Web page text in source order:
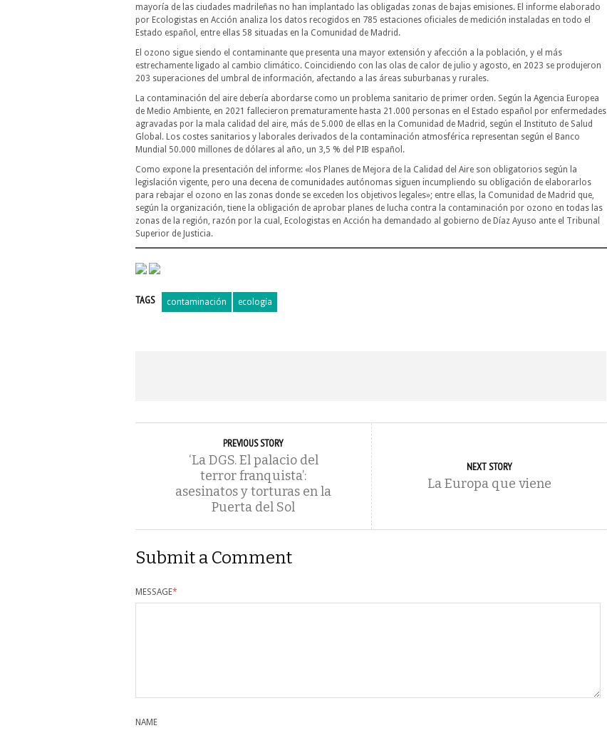
mayoría de las ciudades madrileñas no han implantado las obligadas zonas de bajas emisiones. El informe elaborado
por Ecologistas en Acción analiza los datos recogidos en 785 estaciones oficiales de medición instaladas en todo el
Estado español, entre ellas 58 situadas en la Comunidad de Madrid.
El ozono sigue siendo el contaminante que presenta una mayor extensión y afección a la población, y el más
estrechamente ligado al cambio climático. Coincidiendo con las olas de calor de julio y agosto, en 2023 se produjeron
203 superaciones del umbral de información, afectando a las áreas suburbanas y rurales.
La contaminación del aire debería abordarse como un problema sanitario de primer orden. Según la Agencia Europea
de Medio Ambiente, en 2021 fallecieron prematuramente hasta 21.000 personas en el Estado español por enfermedades
agravadas por la mala calidad del aire, más de 5.000 de ellas en la Comunidad de Madrid, según el Instituto de Salud
Global. Los costes sanitarios y laborales derivados de la contaminación atmosférica representan según el Banco
Mundial 50.000 millones de dólares al año, un 3,5 % del PIB español.
Como expone la presentación del informe: «los Planes de Mejora de la Calidad del Aire son obligatorios según la
legislación vigente, pero una decena de comunidades autónomas siguen incumpliendo su obligación de elaborarlos
para rebajar el ozono en las zonas donde se exceden los objetivos legales»; entre ellas, la Comunidad de Madrid que,
según la organización, tiene la obligación de aprobar planes de lucha contra la contaminación por ozono en todas las
zonas de la región, razón por la cual, Ecologistas en Acción ha demandado al gobierno de Díaz Ayuso ante el Tribunal
Superior de Justicia.
TAGS contaminación ecología
PREVIOUS STORY
‘La DGS. El palacio del
terror franquista’:
asesinatos y torturas en la
Puerta del Sol
NEXT STORY
La Europa que viene
Submit a Comment
MESSAGE*
NAME